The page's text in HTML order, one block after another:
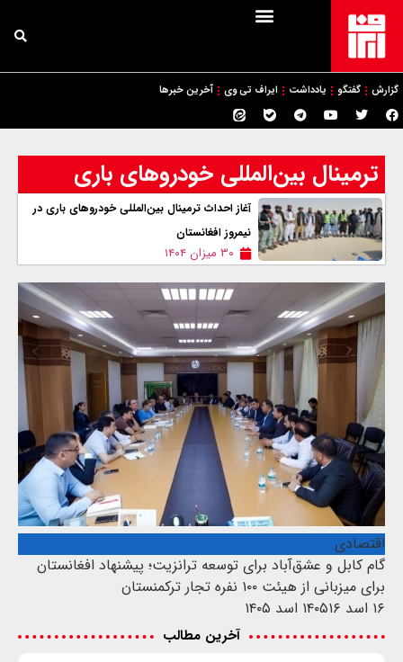
گزارش گفتگو یادداشت ایراف تی وی آخرین خبرها
ترمینال بین‌المللی خودروهای باری
آغاز احداث ترمینال بین‌المللی خودروهای باری در
نیمروز افغانستان
۳۰ میزان ۱۴۰۴
اقتصادی
گام کابل و عشق‌آباد برای توسعه ترانزیت؛ پیشنهاد افغانستان
برای میزبانی از هیئت ۱۰۰ نفره تجار ترکمنستان
۱۶ اسد ۱۴۰۵
۱۶ اسد ۱۴۰۵
آخرین مطالب